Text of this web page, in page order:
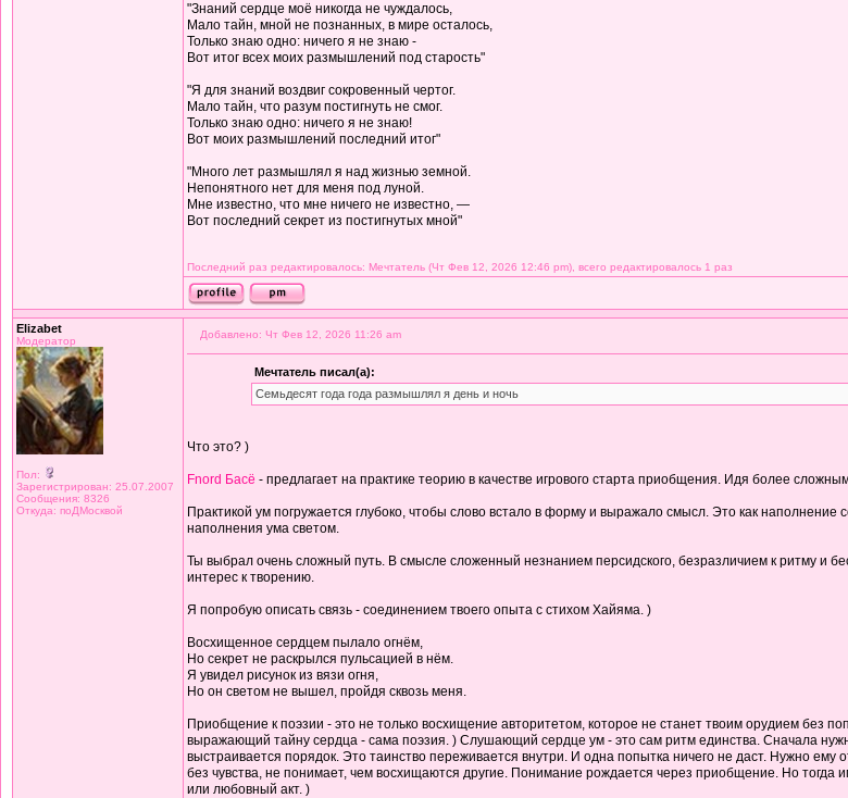
"Знаний сердце моё никогда не чуждалось,
Мало тайн, мной не познанных, в мире осталось,
Только знаю одно: ничего я не знаю -
Вот итог всех моих размышлений под старость"
"Я для знаний воздвиг сокровенный чертог.
Мало тайн, что разум постигнуть не смог.
Только знаю одно: ничего я не знаю!
Вот моих размышлений последний итог"
"Много лет размышлял я над жизнью земной.
Непонятного нет для меня под луной.
Мне известно, что мне ничего не известно, —
Вот последний секрет из постигнутых мной"
Последний раз редактировалось: Мечтатель (Чт Фев 12, 2026 12:46 pm), всего редактировалось 1 раз
Elizabet
Модератор
Пол:
Зарегистрирован: 25.07.2007
Сообщения: 8326
Откуда: поДМосквой
Добавлено: Чт Фев 12, 2026 11:26 am
Мечтатель писал(а):
Семьдесят года года размышлял я день и ночь
Что это? )
Fnord Басё - предлагает на практике теорию в качестве игрового старта приобщения. Идя более
Практикой ум погружается глубоко, чтобы слово встало в форму и выражало смысл. Это как наполнение
наполнения ума светом.
Ты выбрал очень сложный путь. В смысле сложенный незнанием персидского, безразличием к ритму и
интерес к творению.
Я попробую описать связь - соединением твоего опыта с стихом Хайяма. )
Восхищенное сердцем пылало огнём,
Но секрет не раскрылся пульсацией в нём.
Я увидел рисунок из вязи огня,
Но он светом не вышел, пройдя сквозь меня.
Приобщение к поэзии - это не только восхищение авторитетом, которое не станет твоим орудием без
выражающий тайну сердца - сама поэзия. ) Слушающий сердце ум - это сам ритм единства. Сначала
выстраивается порядок. Это таинство переживается внутри. И одна попытка ничего не даст. Нужно ему
без чувства, не понимает, чем восхищаются другие. Понимание рождается через приобщение. Но
или любовный акт. )